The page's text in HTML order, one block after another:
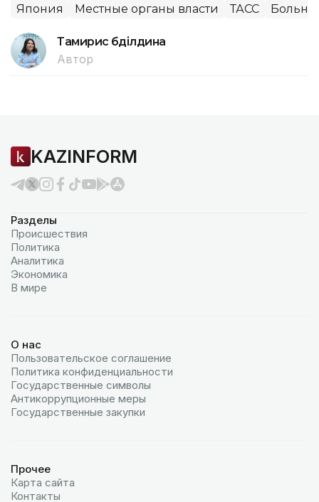
Япония Местные органы власти ТАСС
Тамирис Әбділдина
Автор
KAZINFORM
Разделы
Происшествия
Политика
Аналитика
Экономика
В мире
О нас
Пользовательское соглашение
Политика конфиденциальности
Государственные символы
Антикоррупционные меры
Государственные закупки
Прочее
Карта сайта
Контакты